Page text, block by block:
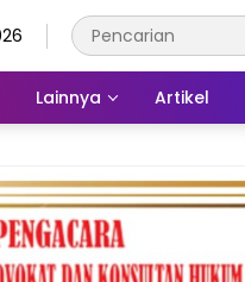
Lainnya Artikel